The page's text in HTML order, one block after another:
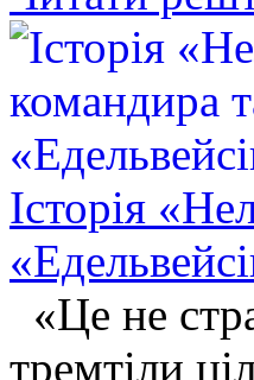
Історія
«Це не
тремтіли